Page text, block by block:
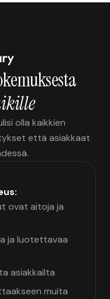
olla kaikkien
että asiakkaat
ovat aitoja ja
ja luotettavaa
asiakkailta
muita